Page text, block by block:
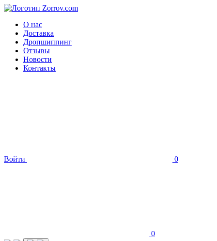
О нас
Доставка
Дропшиппинг
Отзывы
Новости
Контакты
Войти 0
0